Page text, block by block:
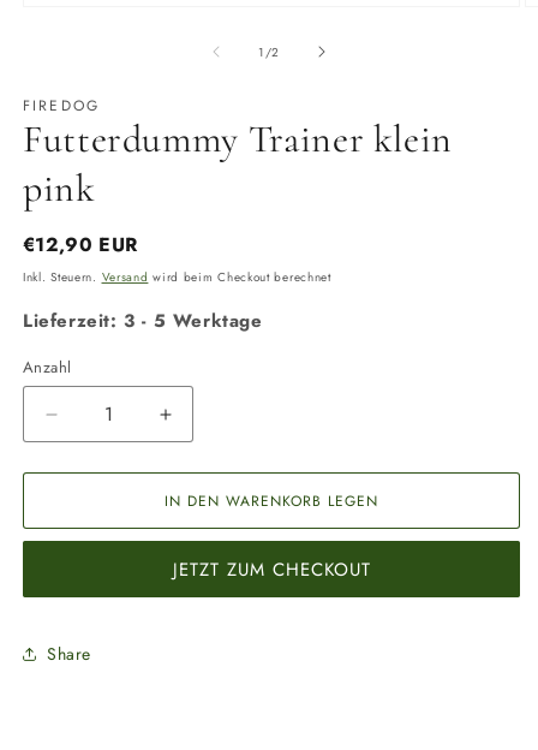
1 /von
2
FIREDOG
Futterdummy Trainer klein
pink
Normaler
Preis
€12,90 EUR
Inkl. Steuern. Versand wird beim Checkout berechnet
Lieferzeit: 3 - 5 Werktage
Anzahl
Anzahl
Verringere
die
Menge
Futterdummy
pink
Erhöhe
die
Menge
für
Futterdummy
klein
pink
IN DEN WARENKORB LEGEN
JETZT ZUM CHECKOUT
Share